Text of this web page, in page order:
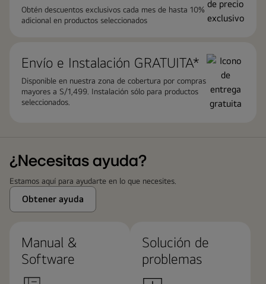
Obtén descuentos exclusivos cada mes de hasta 10%
adicional en productos seleccionados
Envío e Instalación GRATUITA*
Disponible en nuestra zona de cobertura por compras
mayores a S/1,499. Instalación sólo para productos
seleccionados.
¿Necesitas ayuda?
Estamos aquí para ayudarte en lo que necesites.
Obtener ayuda
Manual &
Software
Solución de
problemas